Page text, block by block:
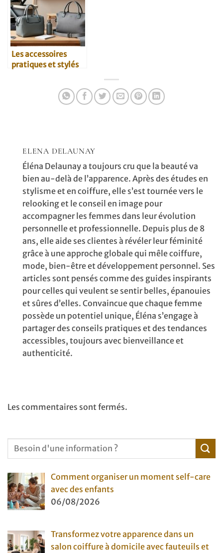
Les accessoires
pratiques et stylés
ELENA DELAUNAY
Éléna Delaunay a toujours cru que la beauté va
bien au-delà de l’apparence. Après des études en
stylisme et en coiffure, elle s’est tournée vers le
relooking et le conseil en image pour
accompagner les femmes dans leur évolution
personnelle et professionnelle. Depuis plus de 8
ans, elle aide ses clientes à révéler leur féminité
grâce à une approche globale qui mêle coiffure,
mode, bien-être et développement personnel. Ses
articles sont pensés comme des guides inspirants
pour celles qui veulent se sentir belles, épanouies
et sûres d’elles. Convaincue que chaque femme
possède un potentiel unique, Éléna s’engage à
partager des conseils pratiques et des tendances
accessibles, toujours avec bienveillance et
authenticité.
Les commentaires sont fermés.
Comment organiser un moment self-care
avec des enfants
06/08/2026
Transformez votre apparence dans un
salon coiffure à domicile avec fauteuils et